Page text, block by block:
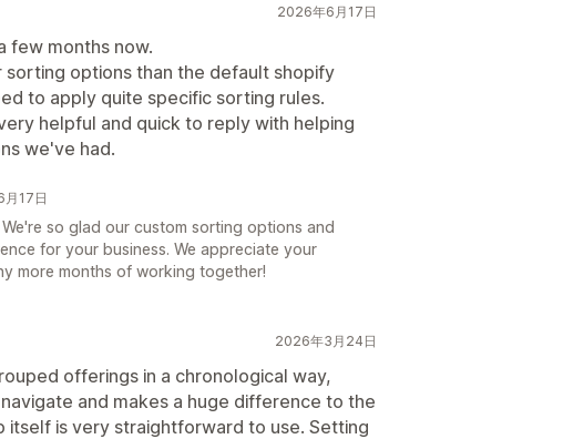
2026年6月17日
few months now.
options than the default shopify
to apply quite specific sorting rules.
helpful and quick to reply with helping
we've had.
17日
so glad our custom sorting options and
for your business. We appreciate your
more months of working together!
2026年3月24日
offerings in a chronological way,
and makes a huge difference to the
itself is very straightforward to use. Setting